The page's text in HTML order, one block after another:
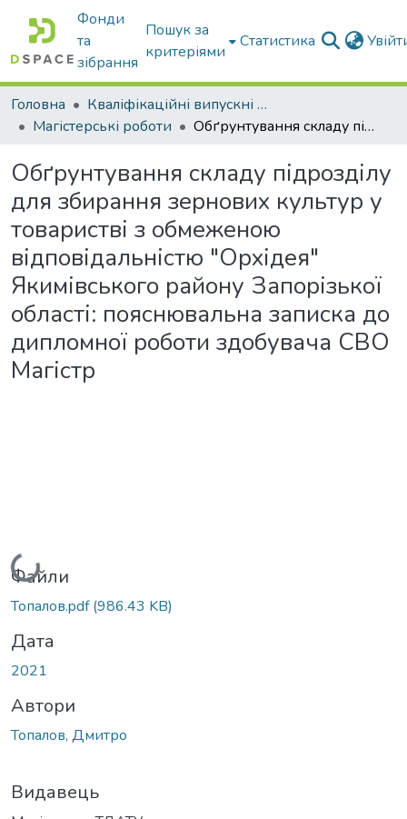
Фонди
та
зібрання
Пошук за
критеріями
Статистика
Головна
Кваліфікаційні випускні роботи бакалаврів і магістрів
Магістерські роботи
Обґрунтування складу підрозділу для збирання зернових культур у товаристві з обмеженою відповідальністю "Орхідея" Якимівського району Запорізької області: пояснювальна записка до дипломної роботи здобувача СВО Магістр
Обґрунтування складу підрозділу
для збирання зернових культур у
товаристві з обмеженою
відповідальністю "Орхідея"
Якимівського району Запорізької
області: пояснювальна записка до
дипломної роботи здобувача СВО
Магістр
Вантажиться...
Файли
Топалов.pdf(986.43 KB)
Дата
2021
Автори
Топалов, Дмитро
Видавець